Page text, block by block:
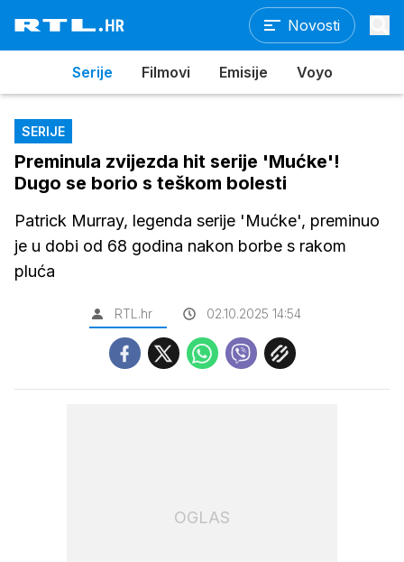
Novosti
Serije Filmovi Emisije Voyo
SERIJE
Preminula zvijezda hit serije 'Mućke'!
Dugo se borio s teškom bolesti
Patrick Murray, legenda serije 'Mućke', preminuo
je u dobi od 68 godina nakon borbe s rakom
pluća
RTL.hr 02.10.2025 14:54
OGLAS